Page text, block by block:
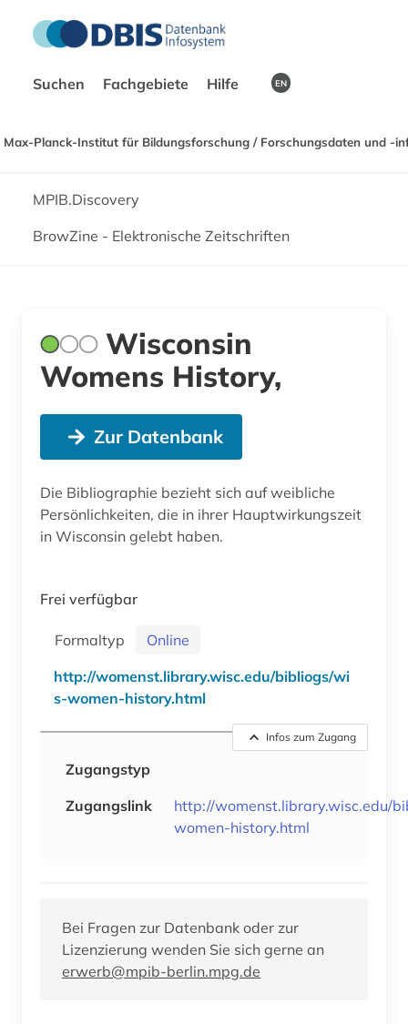
Suchen Fachgebiete Hilfe EN
Max-Planck-Institut für Bildungsforschung / Forschungsdaten und -
MPIB.Discovery
BrowZine - Elektronische Zeitschriften
Wisconsin
Womens History,
Zur Datenbank
Die Bibliographie bezieht sich auf weibliche
Persönlichkeiten, die in ihrer Hauptwirkungszeit
in Wisconsin gelebt haben.
Frei verfügbar
Formaltyp
Online
http://womenst.library.wisc.edu/bibliogs/wi
s-women-history.html
Infos zum Zugang
Zugangstyp
Zugangslink
http://womenst.library.wisc.edu/
women-history.html
Bei Fragen zur Datenbank oder zur
Lizenzierung wenden Sie sich gerne an
erwerb@mpib-berlin.mpg.de